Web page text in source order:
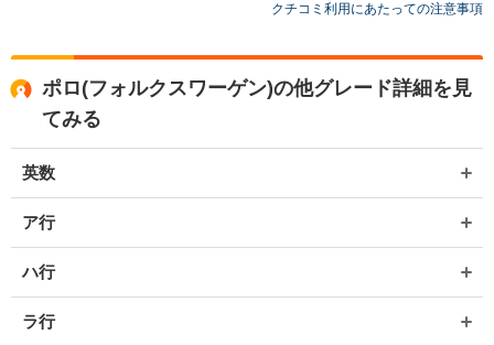
存じます。 買取や販売だけではなく、車検や整備、点検などもご用意
ージをご利用いただけますと幸いでございます。 今後とも宜しくお願
い申し上げます。
クチコミ利用にあたっての注意事項
ポロ(フォルクスワーゲン)の他グレード詳細を見
てみる
英数
ア行
ハ行
ラ行